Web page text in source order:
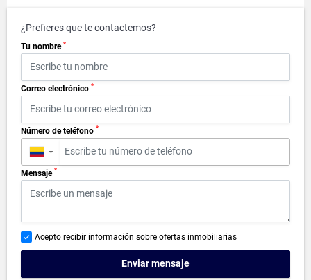
¿Prefieres que te contactemos?
Tu nombre *
Correo electrónico *
Número de teléfono *
▼
Mensaje *
Acepto recibir información sobre ofertas inmobiliarias
Enviar mensaje